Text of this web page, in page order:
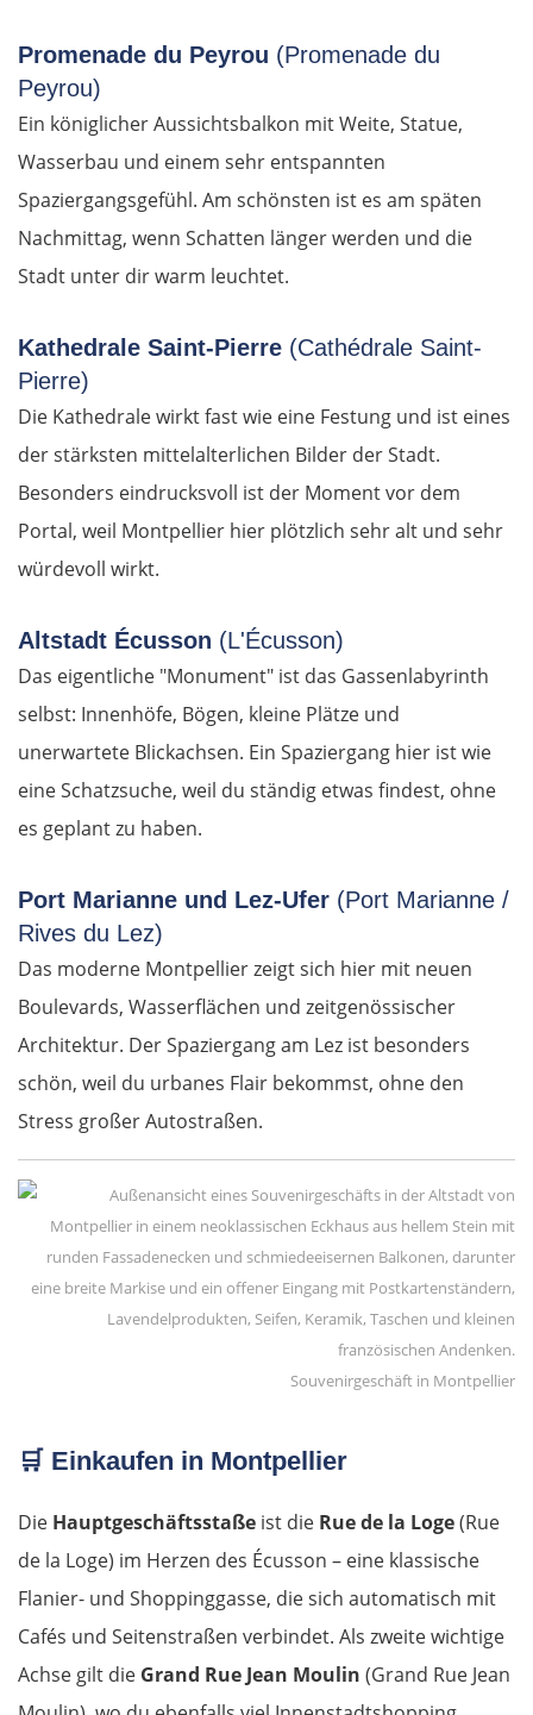
Promenade du Peyrou (Promenade du
Peyrou)
Ein königlicher Aussichtsbalkon mit Weite, Statue,
Wasserbau und einem sehr entspannten
Spaziergangsgefühl. Am schönsten ist es am späten
Nachmittag, wenn Schatten länger werden und die
Stadt unter dir warm leuchtet.
Kathedrale Saint-Pierre (Cathédrale Saint-
Pierre)
Die Kathedrale wirkt fast wie eine Festung und ist eines
der stärksten mittelalterlichen Bilder der Stadt.
Besonders eindrucksvoll ist der Moment vor dem
Portal, weil Montpellier hier plötzlich sehr alt und sehr
würdevoll wirkt.
Altstadt Écusson (L'Écusson)
Das eigentliche "Monument" ist das Gassenlabyrinth
selbst: Innenhöfe, Bögen, kleine Plätze und
unerwartete Blickachsen. Ein Spaziergang hier ist wie
eine Schatzsuche, weil du ständig etwas findest, ohne
es geplant zu haben.
Port Marianne und Lez-Ufer (Port Marianne /
Rives du Lez)
Das moderne Montpellier zeigt sich hier mit neuen
Boulevards, Wasserflächen und zeitgenössischer
Architektur. Der Spaziergang am Lez ist besonders
schön, weil du urbanes Flair bekommst, ohne den
Stress großer Autostraßen.
Souvenirgeschäft in Montpellier
🛒 Einkaufen in Montpellier
Die Hauptgeschäftsstaße ist die Rue de la Loge(Rue
de la Loge) im Herzen des Écusson – eine klassische
Flanier- und Shoppinggasse, die sich automatisch mit
Cafés und Seitenstraßen verbindet. Als zweite wichtige
Achse gilt die Grand Rue Jean Moulin (Grand Rue Jean